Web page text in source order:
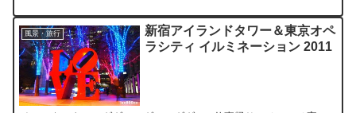
風景・旅行
新宿アイランドタワー＆東京オペ
ラシティ イルミネーション 2011